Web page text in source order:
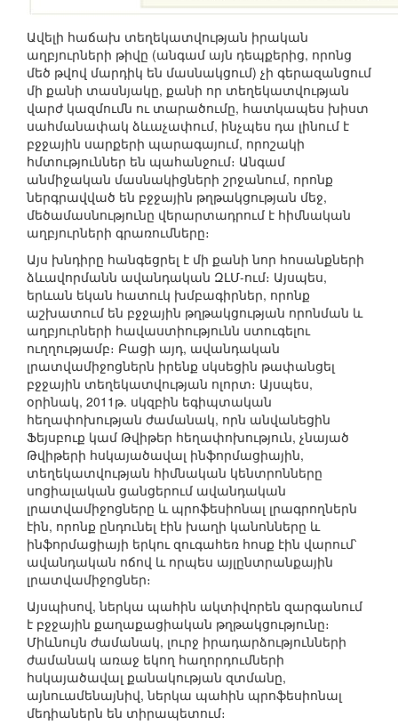
Ավելի հաճախ տեղեկատվության իրական
աղբյուրների թիվը (անգամ այն դեպքերից, որոնց
մեծ թվով մարդիկ են մասնակցում) չի գերազանցում
մի քանի տասնյակը, քանի որ տեղեկատվության
վարժ կազմումն ու տարածումը, հատկապես խիստ
սահմանափակ ձևաչափում, ինչպես դա լինում է
բջջային սարքերի պարագայում, որոշակի
հմտություններ են պահանջում։ Անգամ
անմիջական մասնակիցների շրջանում, որոնք
ներգրավված են բջջային թղթակցության մեջ,
մեծամասնությունը վերարտադրում է հիմնական
աղբյուրների գրառումները։
Այս խնդիրը հանգեցրել է մի քանի նոր հոսանքների
ձևավորմանն ավանդական ԶԼՄ-ում։ Այսպես,
երևան եկան հատուկ խմբագիրներ, որոնք
աշխատում են բջջային թղթակցության որոնման և
աղբյուրների հավաստիությունն ստուգելու
ուղղությամբ։ Բացի այդ, ավանդական
լրատվամիջոցներն իրենք սկսեցին թափանցել
բջջային տեղեկատվության ոլորտ։ Այսպես,
օրինակ, 2011թ. սկզբին եգիպտական
հեղափոխության ժամանակ, որն անվանեցին
Ֆեյսբուք կամ Թվիթեր հեղափոխություն, չնայած
Թվիթերի հսկայածավալ ինֆորմացիային,
տեղեկատվության հիմնական կենտրոնները
սոցիալական ցանցերում ավանդական
լրատվամիջոցները և պրոֆեսիոնալ լրագրողներն
էին, որոնք ընդունել էին խաղի կանոնները և
ինֆորմացիայի երկու զուգահեռ հոսք էին վարում՝
ավանդական ոճով և որպես այլընտրանքային
լրատվամիջոցներ։
Այսպիսով, ներկա պահին ակտիվորեն զարգանում
է բջջային քաղաքացիական թղթակցությունը։
Միևնույն ժամանակ, լուրջ իրադարձությունների
ժամանակ առաջ եկող հաղորդումների
հսկայածավալ քանակության զտմանը,
այնուամենայնիվ, ներկա պահին պրոֆեսիոնալ
մեդիաներն են տիրապետում։